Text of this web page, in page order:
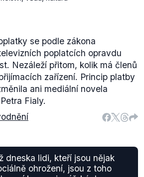
se podle zákona
poplatcích opravdu
Nezáleží přitom, kolik má členů
zařízení. Princip platby
ani mediální novela
Fialy.
dneska lidi, kteří jsou nějak
ohrožení, jsou z toho